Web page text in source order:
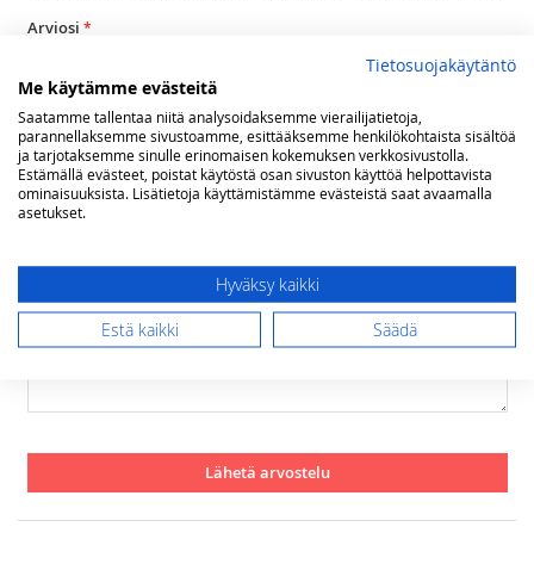
Arviosi
star
stars
stars
stars
stars
Nimimerkki
Yhteenveto
Arvostelu
Lähetä arvostelu
Tietosuojakäytäntö
Me käytämme evästeitä
Saatamme tallentaa niitä analysoidaksemme vierailijatietoja,
parannellaksemme sivustoamme, esittääksemme henkilökohtaista sisältöä
ja tarjotaksemme sinulle erinomaisen kokemuksen verkkosivustolla.
Estämällä evästeet, poistat käytöstä osan sivuston käyttöä helpottavista
ominaisuuksista. Lisätietoja käyttämistämme evästeistä saat avaamalla
asetukset.
Hyväksy kaikki
Estä kaikki Säädä